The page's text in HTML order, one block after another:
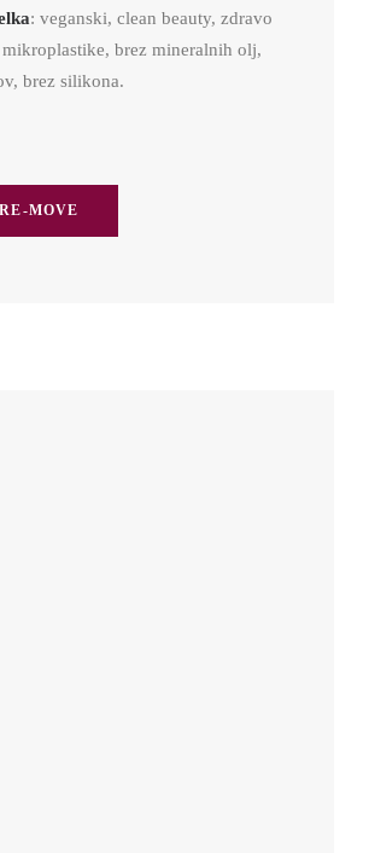
: veganski, clean beauty, zdravo
mikroplastike, brez mineralnih olj,
brez silikona.
MOVE